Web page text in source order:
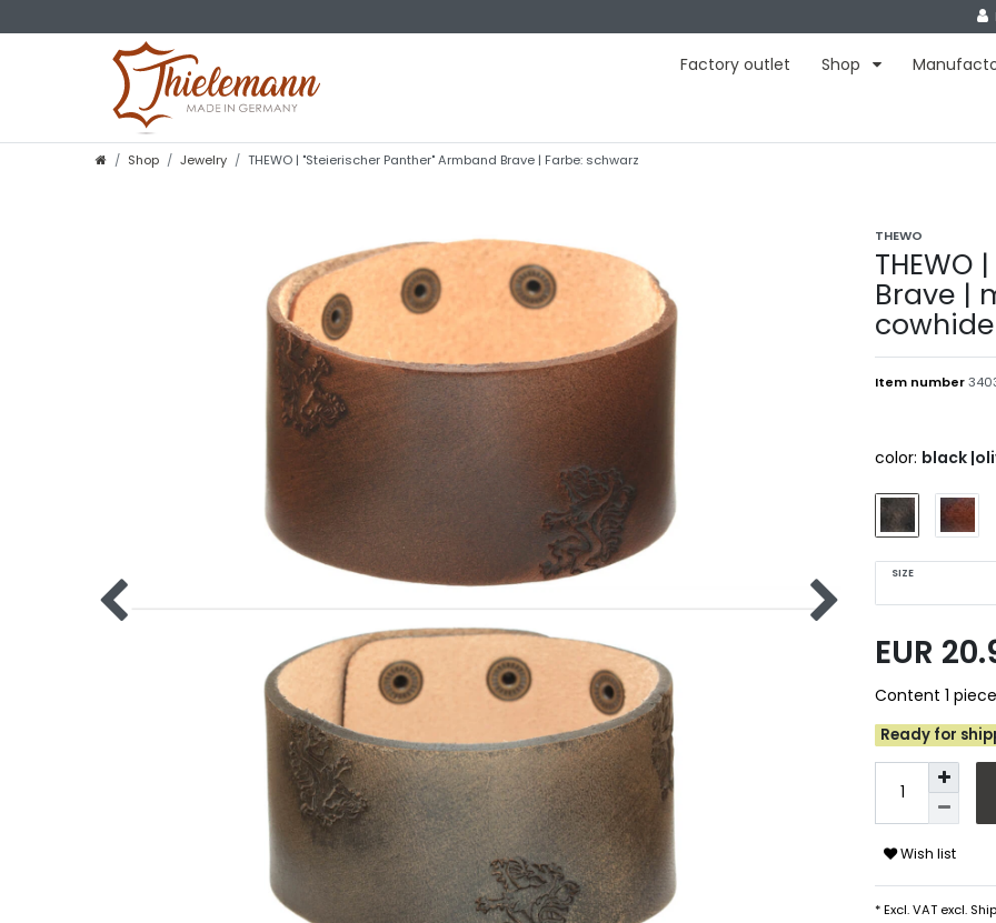
Factory outlet Shop
Shop Jewelry THEWO | "Steierischer Panther" Armband Brave | Farbe: schwarz
THEWO
Brave |
Item number
color: black
SIZE
EUR
Content 1 piece
Ready for
Wish list
* Excl. VAT excl.